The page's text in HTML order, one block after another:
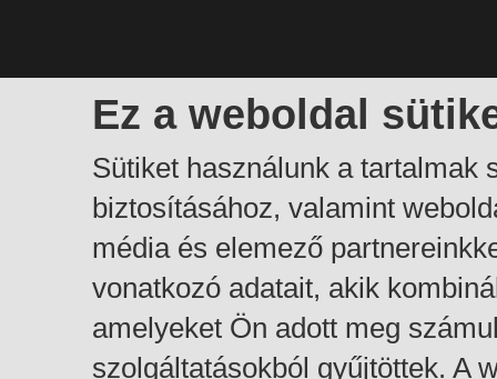
Ez a weboldal
Sütiket használunk a tartalmak
biztosításához, valamint
média és elemező
vonatkozó adatait, akik
amelyeket Ön adott meg
szolgáltatásokból gyűjtöttek. A